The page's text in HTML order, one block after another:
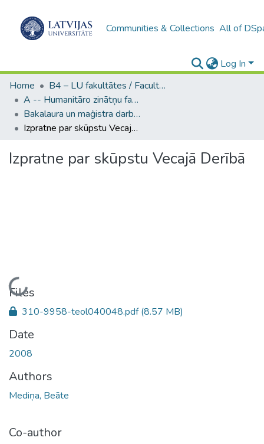
Communities & Collections All of
Log In
Home
B4 – LU fakultātes / Faculties of the UL
A -- Humanitāro zinātņu fakultāte / Faculty of Humanities
Bakalaura un maģistra darbi (HZF) / Bachelor's and Master's theses
Izpratne par skūpstu Vecajā Derībā
Izpratne par skūpstu Vecajā Derībā
Loading...
Files
310-9958-teol040048.pdf(8.57 MB)
Date
2008
Authors
Mediņa, Beāte
Co-author